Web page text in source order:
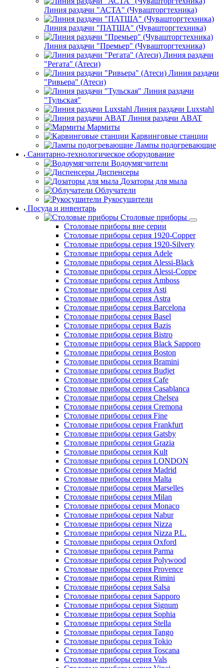
Линия раздачи "АСТА" (Чувашторгтехника)
Линия раздачи "ПАТША" (Чувашторгтехника)
Линия раздачи "Премьер" (Чувашторгтехника)
Линия раздачи
"Регата" (Атеси)
Линия раздачи
"Ривьера" (Атеси)
Линия раздачи
"Тульская"
Линия раздачи Luxstahl
Линия раздачи ABAT
Мармиты
Карвинговые станции
Лампы подогревающие
Санитарно-технологическое оборудование
Водоумягчители
Диспенсеры
Дозаторы для мыла
Облучатели
Рукосушители
Посуда и инвентарь
Столовые приборы
Столовые приборы вне серии
Столовые приборы серия 1920-Copper
Столовые приборы серия 1920-Silvery
Столовые приборы серия Adele
Столовые приборы серия Alessi-Black
Столовые приборы серия Alessi-Coppe
Столовые приборы серия Amboss
Столовые приборы серия Asti
Столовые приборы серия Astra
Столовые приборы серия Barcelona
Столовые приборы серия Basel
Столовые приборы серия Bazis
Столовые приборы серия Bistro
Столовые приборы серия Black Sapporo
Столовые приборы серия Boston
Столовые приборы серия Bramini
Столовые приборы серия Budjet
Столовые приборы серия Cafe
Столовые приборы серия Casablanca
Столовые приборы серия Chelsea
Столовые приборы серия Cremona
Столовые приборы серия Fine
Столовые приборы серия Frankfurt
Столовые приборы серия Gatsby
Столовые приборы серия Grazia
Столовые приборы серия Kult
Столовые приборы серия LONDON
Столовые приборы серия Madrid
Столовые приборы серия Malta
Столовые приборы серия Marselles
Столовые приборы серия Milan
Столовые приборы серия Monaco
Столовые приборы серия Nabur
Столовые приборы серия Nizza
Столовые приборы серия Nizza P.L.
Столовые приборы серия Oxford
Столовые приборы серия Parma
Столовые приборы серия Polywood
Столовые приборы серия Provence
Столовые приборы серия Rimini
Столовые приборы серия Salsa
Столовые приборы серия Sapporo
Столовые приборы серия Signum
Столовые приборы серия Sophia
Столовые приборы серия Stella
Столовые приборы серия Tango
Столовые приборы серия Tokio
Столовые приборы серия Toscana
Столовые приборы серия Vals